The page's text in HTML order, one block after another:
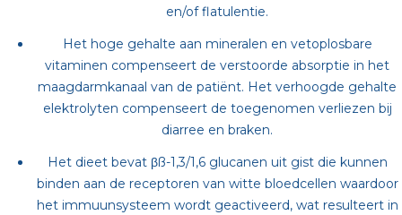
en/of flatulentie.
Het hoge gehalte aan mineralen en vetoplosbare
vitaminen compenseert de verstoorde absorptie in het
maagdarmkanaal van de patiënt. Het verhoogde gehalte
elektrolyten compenseert de toegenomen verliezen bij
diarree en braken.
Het dieet bevat βß-1,3/1,6 glucanen uit gist die kunnen
binden aan de receptoren van witte bloedcellen waardoor
het immuunsysteem wordt geactiveerd, wat resulteert in